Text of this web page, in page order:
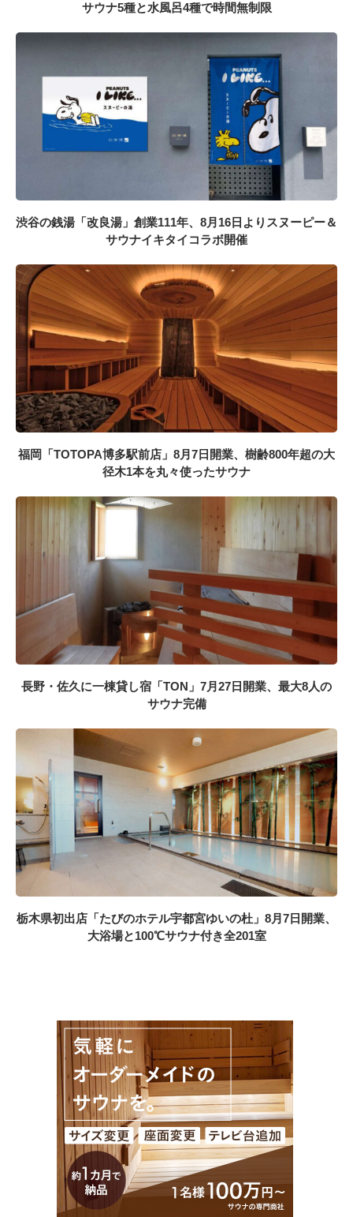
サウナ5種と水風呂4種で時間無制限
渋谷の銭湯「改良湯」創業111年、8月16日よりスヌーピー＆
サウナイキタイコラボ開催
福岡「TOTOPA博多駅前店」8月7日開業、樹齢800年超の大
径木1本を丸々使ったサウナ
長野・佐久に一棟貸し宿「TON」7月27日開業、最大8人の
サウナ完備
栃木県初出店「たびのホテル宇都宮ゆいの杜」8月7日開業、
大浴場と100℃サウナ付き全201室